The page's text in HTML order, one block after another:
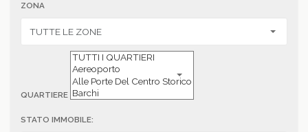
ZONA
QUARTIERE
STATO IMMOBILE: